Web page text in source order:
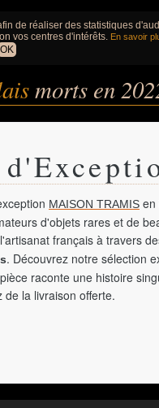
de réaliser des statistiques
vos centres d'intérêts. En savoir
OK
morts en
MAISON TRAMIS en
d'objets rares et de
français à travers
. Découvrez notre sélection
raconte une histoire
de la livraison offerte.